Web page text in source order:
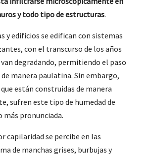
y todo tipo de estructuras.
y edificios se edifican con sistemas
con el transcurso de los años
van degradando, permitiendo el paso
manera paulatina. Sin embargo,
están construidas de manera
sufren este tipo de humedad de
más pronunciada.
capilaridad se percibe en las
de manchas grises, burbujas y